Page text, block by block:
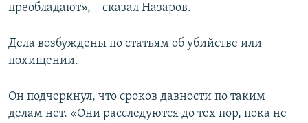
преобладают», – сказал Назаров.
Дела возбуждены по статьям об убийстве или
похищении.
Он подчеркнул, что сроков давности по таким
делам нет. «Они расследуются до тех пор, пока не